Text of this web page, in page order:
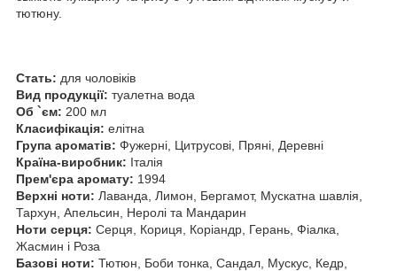
тютюну.
Стать: для чоловіків
Вид продукції: туалетна вода
Об `єм: 200 мл
Класифікація: елітна
Група ароматів: Фужерні, Цитрусові, Пряні, Деревні
Країна-виробник: Італія
Прем'єра аромату: 1994
Верхні ноти: Лаванда, Лимон, Бергамот, Мускатна шавлія,
Тархун, Апельсин, Неролі та Мандарин
Ноти серця: Серця, Кориця, Коріандр, Герань, Фіалка,
Жасмин і Роза
Базові ноти: Тютюн, Боби тонка, Сандал, Мускус, Кедр,